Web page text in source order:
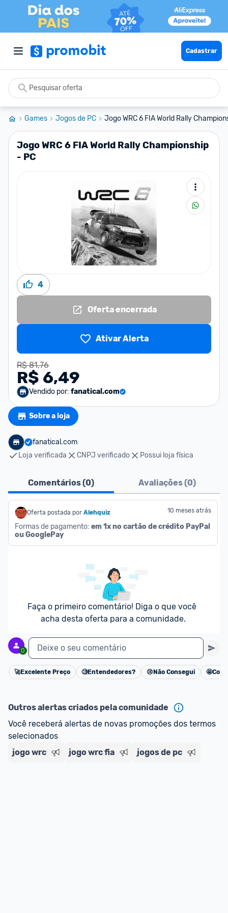
Cadastrar
Games Jogos de PC Jogo WRC 6 FIA World Rally
Jogo WRC 6 FIA World Rally Championship
- PC
4
Oferta encerrada
Ativar Alerta
R$ 81,76
R$ 6,49
Vendido por: fanatical.com
Sobre a loja
fanatical.com
Loja verificada
CNPJ verificado Possui loja física
Comentários (0) Avaliações (0)
Oferta postada por Alehquiz 10 meses atrás
Formas de pagamento: em 1x no cartão de crédito PayPal
ou GooglePay
Faça o primeiro comentário! Diga o que você
acha desta oferta para a comunidade.
0 Deixe o seu comentário
Cancelar
🚀Excelente Preço 🧐Entendedores? 😢 Não Consegui 🤩
Outros alertas criados pela comunidade
Você receberá alertas de novas promoções dos termos
selecionados
jogo wrc
jogo wrc fia jogos de pc